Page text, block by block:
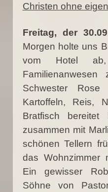
Christen ohne
Freitag, der
Morgen holte uns
vom Hotel
Schwester
Kartoffeln, Reis,
Bratfisch
zusammen mit
schönen Tellern
das Wohnzimmer
Ein gewisser
Söhne von